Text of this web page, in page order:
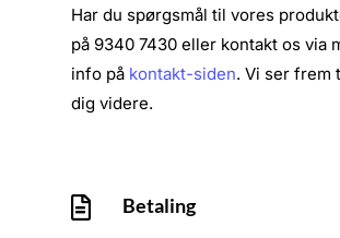
Har du spørgsmål til vores
på 9340 7430 eller kontakt os via
info på kontakt-siden. Vi ser frem
dig videre.
 Betaling